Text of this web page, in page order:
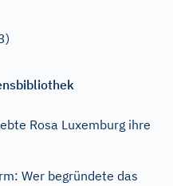
Rosa Luxemburg ihre
Wer begründete das